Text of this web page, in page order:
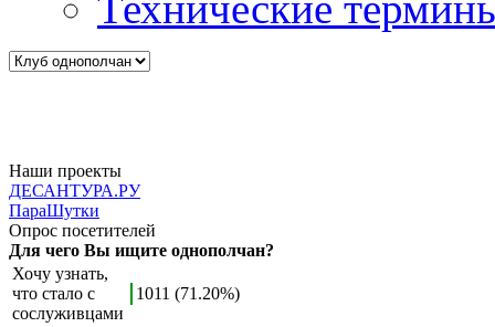
Наши проекты
ДЕСАНТУРА.РУ
ПараШутки
Опрос посетителей
Для чего Вы ищите однополчан?
Хочу узнать,
что стало с
сослуживцами
1011 (71.20%)